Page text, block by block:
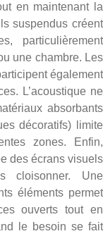
en maintenant la
suspendus créent
particulièrement
une chambre. Les
également
L’acoustique ne
absorbants
décoratifs) limite
zones. Enfin,
des écrans visuels
cloisonner. Une
éléments permet
ouverts tout en
le besoin se fait